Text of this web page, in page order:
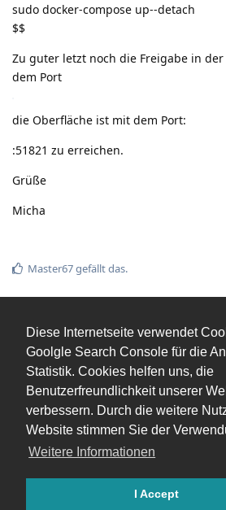
Diese Internetseite verwendet
Goolgle Search Console für die
Statistik. Cookies helfen uns, die
Benutzerfreundlichkeit unserer
verbessern. Durch die weitere
Website stimmen Sie der
Weitere Informationen
I Accept
sudo docker-compose up--detach
$$
Zu guter letzt noch die Freigabe in
dem Port
die Oberfläche ist mit dem Port:
:51821 zu erreichen.
Grüße
Micha
Master67gefällt das.
Eine Antwort schreiben…